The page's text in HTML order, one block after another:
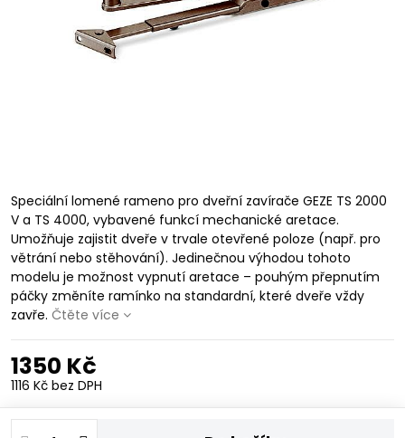
Speciální lomené rameno pro dveřní zavírače GEZE TS 2000
V a TS 4000, vybavené funkcí mechanické aretace.
Umožňuje zajistit dveře v trvale otevřené poloze (např. pro
větrání nebo stěhování). Jedinečnou výhodou tohoto
modelu je možnost vypnutí aretace – pouhým přepnutím
páčky změníte ramínko na standardní, které dveře vždy
zavře. Čtěte více
1350 Kč
1116 Kč bez DPH